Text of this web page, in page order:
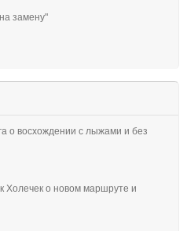
замену"
о восхождении с лыжами и без
Холечек о новом маршруте и